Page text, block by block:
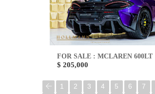
FOR SALE : MCLAREN 600LT
$ 205,000
1 2 3 4 5 6 7